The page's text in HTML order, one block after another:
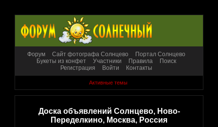
Форум Сайт фотографа Солнцево
Портал Солнцево
Букеты из конфет
Участники Правила
Поиск
Регистрация
Войти Контакты
Активные темы
Доска объявлений Солнцево, Ново-
Переделкино, Москва, Россия